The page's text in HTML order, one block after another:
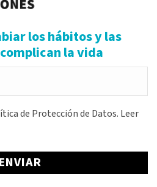
los hábitos y las
la vida
de Protección de Datos. Leer